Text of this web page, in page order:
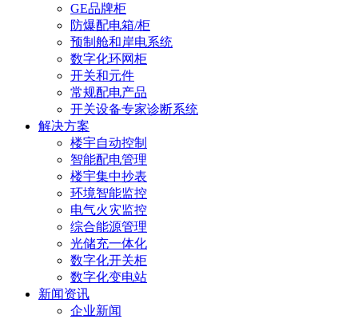
GE品牌柜
防爆配电箱/柜
预制舱和岸电系统
数字化环网柜
开关和元件
常规配电产品
开关设备专家诊断系统
解决方案
楼宇自动控制
智能配电管理
楼宇集中抄表
环境智能监控
电气火灾监控
综合能源管理
光储充一体化
数字化开关柜
数字化变电站
新闻资讯
企业新闻